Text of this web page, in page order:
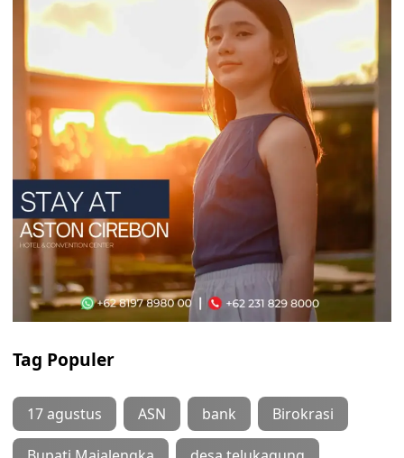
Tag Populer
17 agustus ASN bank Birokrasi